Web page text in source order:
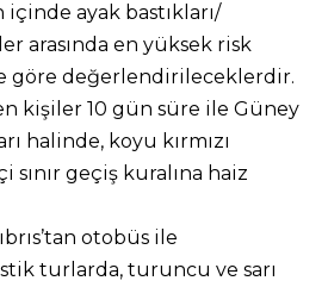
ayak bastıkları/
arasında en yüksek risk
göre değerlendirileceklerdir.
kişiler 10 gün süre ile Güney
halinde, koyu kırmızı
sınır geçiş kuralına haiz
otobüs ile
turlarda, turuncu ve sarı